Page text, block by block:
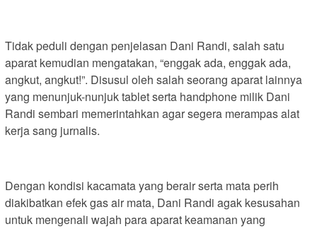
Tidak peduli dengan penjelasan Dani Randi, salah satu
aparat kemudian mengatakan, “enggak ada, enggak ada,
angkut, angkut!”. Disusul oleh salah seorang aparat lainnya
yang menunjuk-nunjuk tablet serta handphone milik Dani
Randi sembari memerintahkan agar segera merampas alat
kerja sang jurnalis.
Dengan kondisi kacamata yang berair serta mata perih
diakibatkan efek gas air mata, Dani Randi agak kesusahan
untuk mengenali wajah para aparat keamanan yang